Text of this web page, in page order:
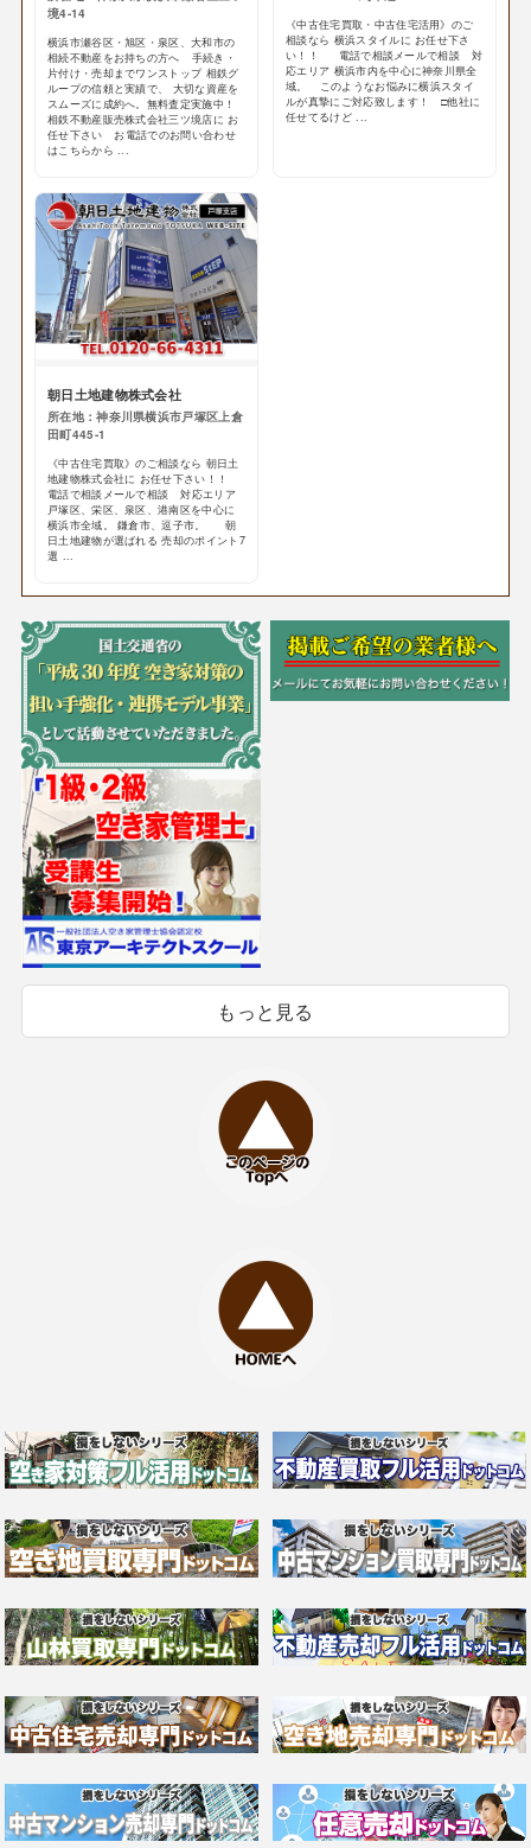
境4-14
横浜市瀬谷区・旭区・泉区、大和市の
相続不動産をお持ちの方へ 手続き・
片付け・売却までワンストップ 相鉄グ
ループの信頼と実績で、 大切な資産を
スムーズに成約へ。無料査定実施中！
相鉄不動産販売株式会社三ツ境店に お
任せ下さい お電話でのお問い合わせ
はこちらから ...
《中古住宅買取・中古住宅活用》のご
相談なら 横浜スタイルに お任せ下さ
い！！ 電話で相談メールで相談 対
応エリア 横浜市内を中心に神奈川県全
域。 このようなお悩みに横浜スタイ
ルが真摯にご対応致します！ □他社に
任せてるけど ...
朝日土地建物株式会社
所在地：神奈川県横浜市戸塚区上倉
田町445-1
《中古住宅買取》のご相談なら 朝日土
地建物株式会社に お任せ下さい！！
電話で相談メールで相談 対応エリア
戸塚区、栄区、泉区、港南区を中心に
横浜市全域。 鎌倉市、逗子市。 朝
日土地建物が選ばれる 売却のポイント7
選 ...
もっと見る